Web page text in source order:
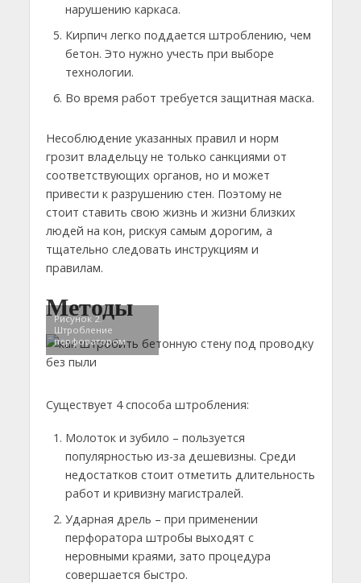
нарушению каркаса.
Кирпич легко поддается штроблению, чем
бетон. Это нужно учесть при выборе
технологии.
Во время работ требуется защитная маска.
Несоблюдение указанных правил и норм
грозит владельцу не только санкциями от
соответствующих органов, но и может
привести к разрушению стен. Поэтому не
стоит ставить свою жизнь и жизни близких
людей на кон, рискуя самым дорогим, а
тщательно следовать инструкциям и
правилам.
Методы
Рисунок 2.
Штробление
перфоратором
Существует 4 способа штробления:
Молоток и зубило – пользуется
популярностью из-за дешевизны. Среди
недостатков стоит отметить длительность
работ и кривизну магистралей.
Ударная дрель – при применении
перфоратора штробы выходят с
неровными краями, зато процедура
совершается быстро.